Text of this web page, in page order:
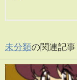
未分類の関連記事